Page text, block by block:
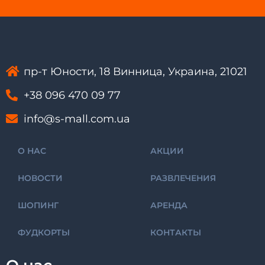
пр-т Юности, 18 Винница, Украина, 21021
+38 096 470 09 77
info@s-mall.com.ua
О НАС
НОВОСТИ
ШОПИНГ
ФУДКОРТЫ
АКЦИИ
РАЗВЛЕЧЕНИЯ
АРЕНДА
КОНТАКТЫ